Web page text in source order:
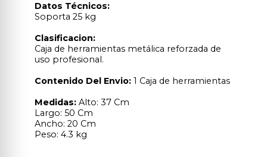
Datos Técnicos:
Soporta 25 kg
Clasificacion:
Caja de herramientas metálica reforzada de
uso profesional.
Contenido Del Envio:1 Caja de herramientas
Medidas:Alto: 37 Cm
Largo: 50 Cm
Ancho: 20 Cm
Peso: 4.3 kg